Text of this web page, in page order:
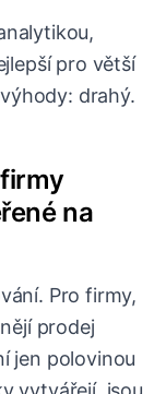
pro větší
drahý.
na
Pro firmy,
prodej
jen polovinou